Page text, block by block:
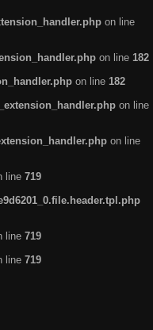
on line
on line 182
on line 182
on line
on line
line 719
line 719
line 719